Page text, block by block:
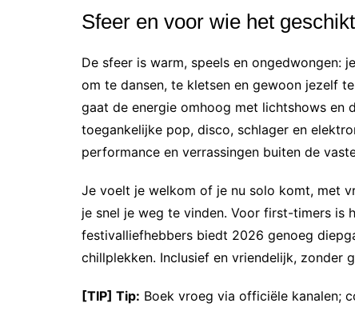
Sfeer en voor wie het
De sfeer is warm, speels en ongedwongen:
om te dansen, te kletsen en gewoon jezelf
gaat de energie omhoog met lichtshows en
toegankelijke pop, disco, schlager en
performance en verrassingen buiten de
Je voelt je welkom of je nu solo komt, met
je snel je weg te vinden. Voor first-timers is
festivalliefhebbers biedt 2026 genoeg
chillplekken. Inclusief en vriendelijk, zonder
[TIP] Tip: Boek vroeg via officiële kanalen;